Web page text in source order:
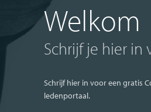
Welkom
Schrijf je hier in
Schrijf hier in voor een gratis
ledenportaal.